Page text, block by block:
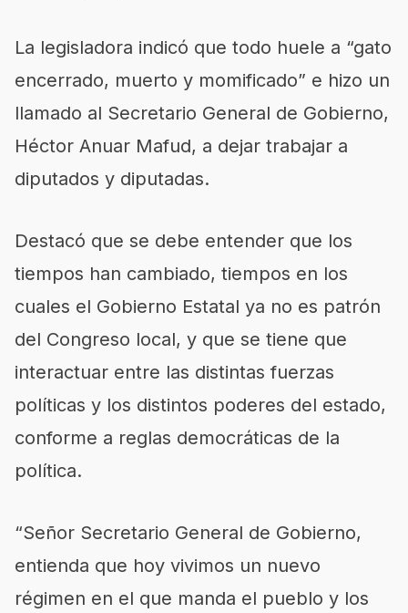
La legisladora indicó que todo huele a “gato
encerrado, muerto y momificado” e hizo un
llamado al Secretario General de Gobierno,
Héctor Anuar Mafud, a dejar trabajar a
diputados y diputadas.
Destacó que se debe entender que los
tiempos han cambiado, tiempos en los
cuales el Gobierno Estatal ya no es patrón
del Congreso local, y que se tiene que
interactuar entre las distintas fuerzas
políticas y los distintos poderes del estado,
conforme a reglas democráticas de la
política.
“Señor Secretario General de Gobierno,
entienda que hoy vivimos un nuevo
régimen en el que manda el pueblo y los